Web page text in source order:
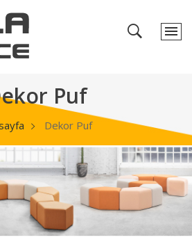
Puf
Dekor Puf